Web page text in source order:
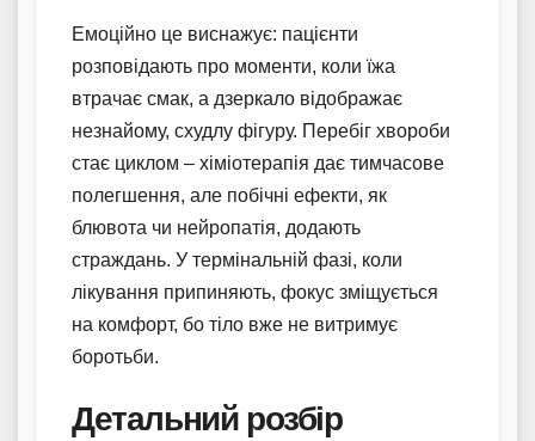
Емоційно це виснажує: пацієнти
розповідають про моменти, коли їжа
втрачає смак, а дзеркало відображає
незнайому, схудлу фігуру. Перебіг хвороби
стає циклом – хіміотерапія дає тимчасове
полегшення, але побічні ефекти, як
блювота чи нейропатія, додають
страждань. У термінальній фазі, коли
лікування припиняють, фокус зміщується
на комфорт, бо тіло вже не витримує
боротьби.
Детальний розбір